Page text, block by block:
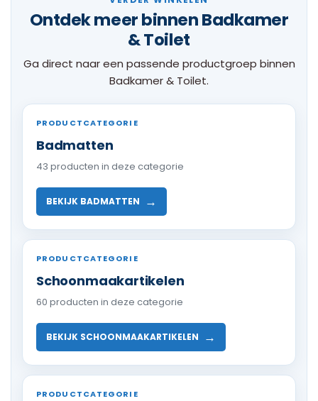
Ontdek meer binnen Badkamer
& Toilet
Ga direct naar een passende productgroep binnen
Badkamer & Toilet.
PRODUCTCATEGORIE
Badmatten
43 producten in deze categorie
BEKIJK BADMATTEN →
PRODUCTCATEGORIE
Schoonmaakartikelen
60 producten in deze categorie
BEKIJK SCHOONMAAKARTIKELEN →
PRODUCTCATEGORIE